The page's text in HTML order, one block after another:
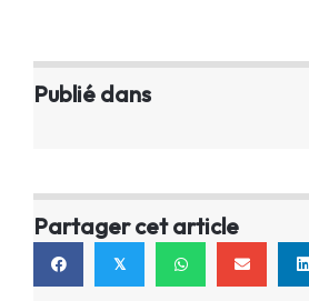
Publié dans
Partager cet article
𝕏